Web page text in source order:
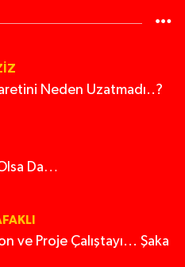
Neden Uzatmadı..?
Da…
ve Proje Çalıştayı... Şaka